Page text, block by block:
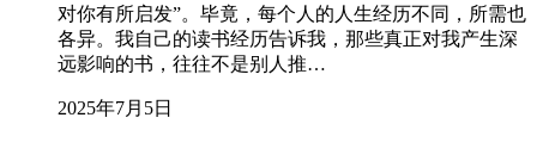
对你有所启发”。毕竟，每个人的人生经历不同，所需也
各异。我自己的读书经历告诉我，那些真正对我产生深
远影响的书，往往不是别人推…
2025年7月5日